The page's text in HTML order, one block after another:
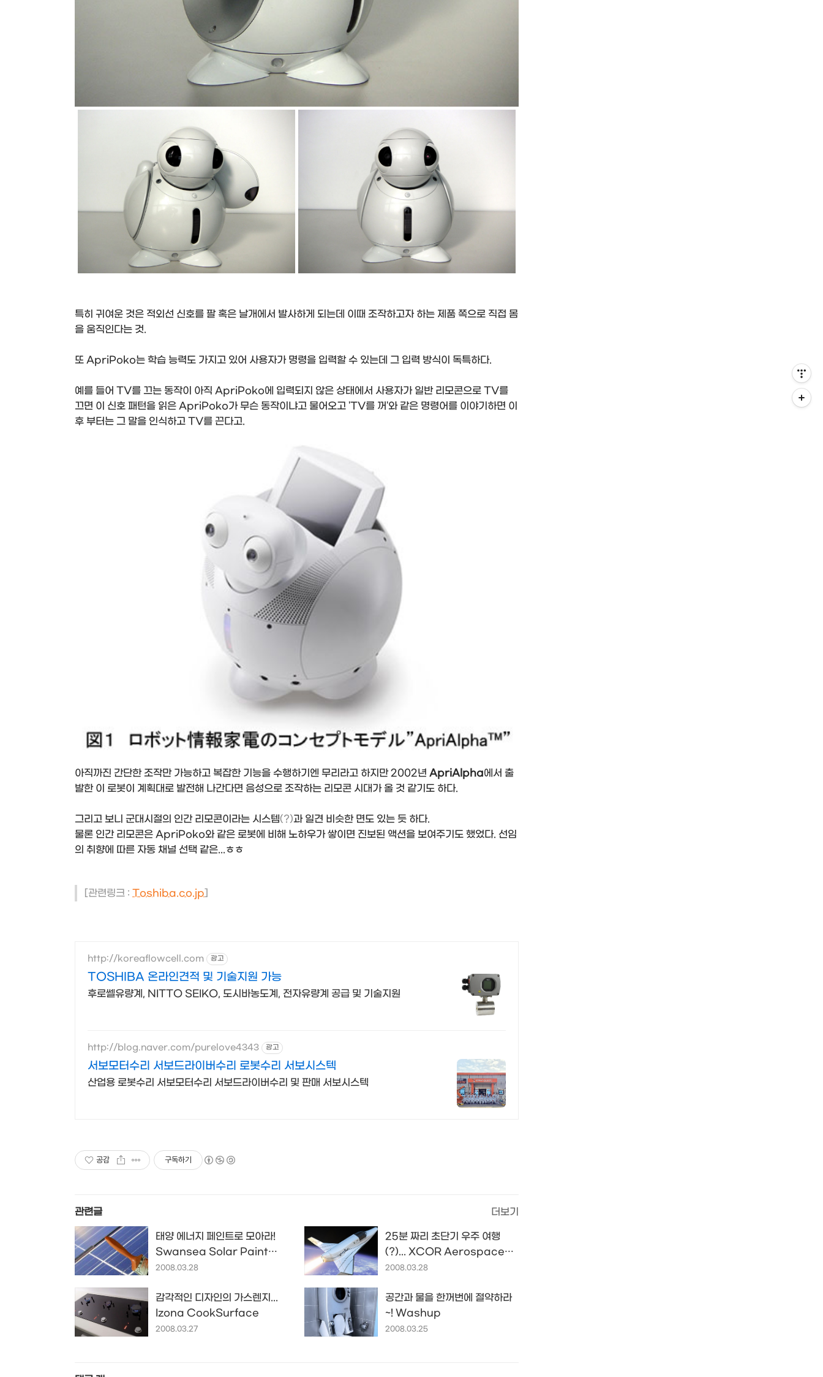
특히 귀여운 것은 적외선 신호를 팔 혹은 날개에서 발사하게 되는데 이때 조작하고자 하는 제품 쪽으로 직접 몸
을 움직인다는 것.
또 ApriPoko는 학습 능력도 가지고 있어 사용자가 명령을 입력할 수 있는데 그 입력 방식이 독특하다.
예를 들어 TV를 끄는 동작이 아직 ApriPoko에 입력되지 않은 상태에서 사용자가 일반 리모콘으로 TV를
끄면 이 신호 패턴을 읽은 ApriPoko가 무슨 동작이냐고 물어오고 'TV를 꺼'와 같은 명령어를 이야기하면 이
후 부터는 그 말을 인식하고 TV를 끈다고.
아직까진 간단한 조작만 가능하고 복잡한 기능을 수행하기엔 무리라고 하지만 2002년 ApriAlpha에서 출
발한 이 로봇이 계획대로 발전해 나간다면 음성으로 조작하는 리모콘 시대가 올 것 같기도 하다.
그리고 보니 군대시절의 인간 리모콘이라는 시스템(?)과 일견 비슷한 면도 있는 듯 하다.
물론 인간 리모콘은 ApriPoko와 같은 로봇에 비해 노하우가 쌓이면 진보된 액션을 보여주기도 했었다. 선임
의 취향에 따른 자동 채널 선택 같은...ㅎㅎ
[관련링크 : Toshiba.co.jp]
http://koreaflowcell.com 광고
TOSHIBA 온라인견적 및 기술지원 가능
후로쎌유량계, NITTO SEIKO, 도시바농도계, 전자유량계 공급 및 기술지원
http://blog.naver.com/purelove4343 광고
서보모터수리 서보드라이버수리 로봇수리 서보시스텍
산업용 로봇수리 서보모터수리 서보드라이버수리 및 판매 서보시스텍
공감 구독하기
관련글 더보기
태양 에너지 페인트로 모아라!
Swansea Solar Paint
Project
2008.03.28
25분 짜리 초단기 우주 여행
(?)... XCOR Aerospace
LYNX
2008.03.28
감각적인 디자인의 가스렌지...
Izona CookSurface
2008.03.27
공간과 물을 한꺼번에 절약하라
~! Washup
2008.03.25